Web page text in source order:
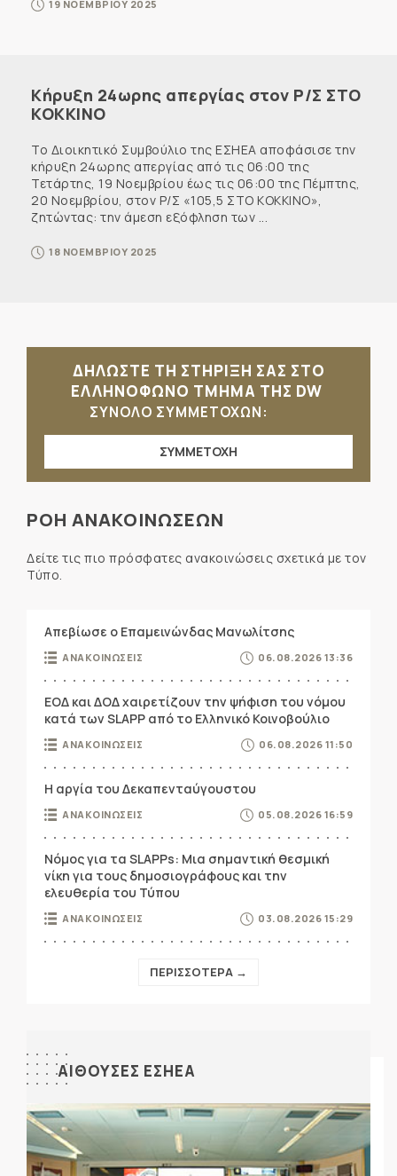
19 ΝΟΕΜΒΡΙΟΥ 2025
Κήρυξη 24ωρης απεργίας στον Ρ/Σ ΣΤΟ
ΚΟΚΚΙΝΟ
Το Διοικητικό Συμβούλιο της ΕΣΗΕΑ αποφάσισε την
κήρυξη 24ωρης απεργίας από τις 06:00 της
Τετάρτης, 19 Νοεμβρίου έως τις 06:00 της Πέμπτης,
20 Νοεμβρίου, στον Ρ/Σ «105,5 ΣΤΟ ΚΟΚΚΙΝΟ»,
ζητώντας: την άμεση εξόφληση των ...
18 ΝΟΕΜΒΡΙΟΥ 2025
ΔΗΛΩΣΤΕ ΤΗ ΣΤΗΡΙΞΗ ΣΑΣ ΣΤΟ
ΕΛΛΗΝΟΦΩΝΟ ΤΜΗΜΑ ΤΗΣ DW
ΣΥΝΟΛΟ ΣΥΜΜΕΤΟΧΩΝ:
ΣΥΜΜΕΤΟΧΗ
ΡΟΗ ΑΝΑΚΟΙΝΩΣΕΩΝ
Δείτε τις πιο πρόσφατες ανακοινώσεις σχετικά με τον
Τύπο.
Απεβίωσε ο Επαμεινώνδας Μανωλίτσης
ΑΝΑΚΟΙΝΩΣΕΙΣ 06.08.2026 13:36
ΕΟΔ και ΔΟΔ χαιρετίζουν την ψήφιση του νόμου
κατά των SLAPP από το Ελληνικό Κοινοβούλιο
ΑΝΑΚΟΙΝΩΣΕΙΣ 06.08.2026 11:50
Η αργία του Δεκαπενταύγουστου
ΑΝΑΚΟΙΝΩΣΕΙΣ 05.08.2026 16:59
Νόμος για τα SLAPPs: Μια σημαντική θεσμική
νίκη για τους δημοσιογράφους και την
ελευθερία του Τύπου
ΑΝΑΚΟΙΝΩΣΕΙΣ 03.08.2026 15:29
ΠΕΡΙΣΣΟΤΕΡΑ →
ΑΙΘΟΥΣΕΣ ΕΣΗΕΑ